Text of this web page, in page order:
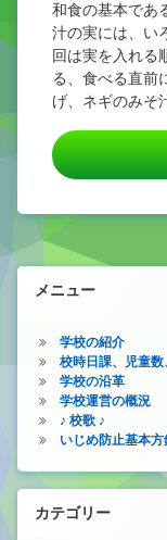
和食の基本であ
汁の実には、い
回は実を入れる
る、食べる直前
げ、ネギのみそ
メニュー
学校の紹介
校時日課、児童
学校の沿革
学校運営の概況
♪ 校歌 ♪
いじめ防止基本方
カテゴリー